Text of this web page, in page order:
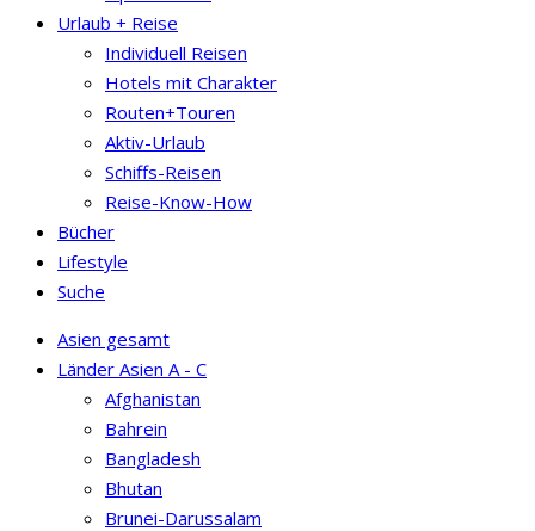
Urlaub + Reise
Individuell Reisen
Hotels mit Charakter
Routen+Touren
Aktiv-Urlaub
Schiffs-Reisen
Reise-Know-How
Bücher
Lifestyle
Suche
Asien gesamt
Länder Asien A - C
Afghanistan
Bahrein
Bangladesh
Bhutan
Brunei-Darussalam